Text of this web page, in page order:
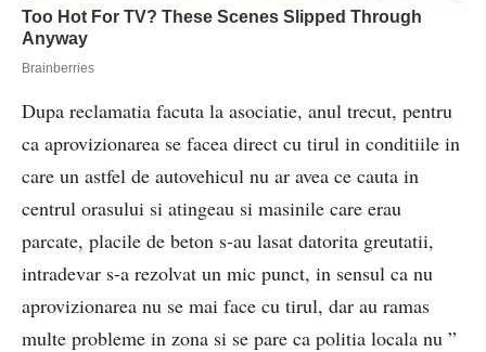
Dupa reclamatia facuta la asociatie, anul trecut, pentru
ca aprovizionarea se facea direct cu tirul in conditiile in
care un astfel de autovehicul nu ar avea ce cauta in
centrul orasului si atingeau si masinile care erau
parcate, placile de beton s-au lasat datorita greutatii,
intradevar s-a rezolvat un mic punct, in sensul ca nu
aprovizionarea nu se mai face cu tirul, dar au ramas
multe probleme in zona si se pare ca politia locala nu ”